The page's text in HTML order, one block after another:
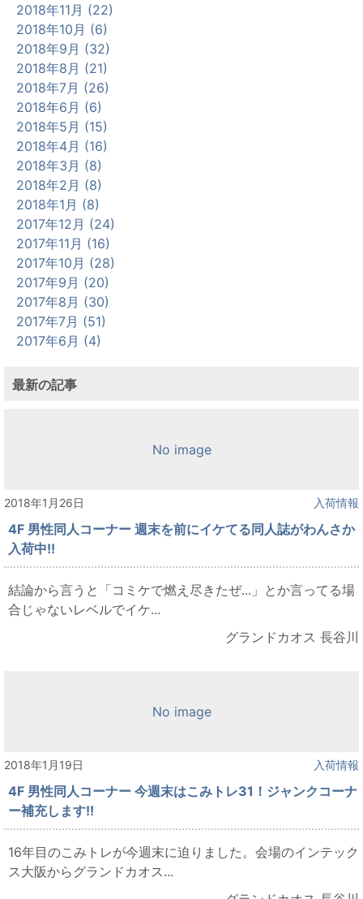
2018年11月 (22)
2018年10月 (6)
2018年9月 (32)
2018年8月 (21)
2018年7月 (26)
2018年6月 (6)
2018年5月 (15)
2018年4月 (16)
2018年3月 (8)
2018年2月 (8)
2018年1月 (8)
2017年12月 (24)
2017年11月 (16)
2017年10月 (28)
2017年9月 (20)
2017年8月 (30)
2017年7月 (51)
2017年6月 (4)
最新の記事
No image
2018年1月26日 入荷情報
4F 男性同人コーナー 週末を前にイケてる同人誌がわんさか
入荷中!!
結論から言うと「コミケで燃え尽きたぜ...」とか言ってる場
合じゃないレベルでイケ...
グランドカオス 長谷川
No image
2018年1月19日 入荷情報
4F 男性同人コーナー 今週末はこみトレ31！ジャンクコーナ
ー補充します!!
16年目のこみトレが今週末に迫りました。会場のインテック
ス大阪からグランドカオス...